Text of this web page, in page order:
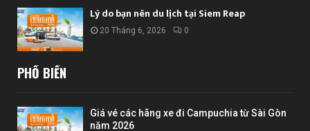
Lý do bạn nên du lịch tại Siem Reap
20 Tháng 6, 2026 0
PHỔ BIẾN
Giá vé các hãng xe đi Campuchia từ Sài Gòn
năm 2026